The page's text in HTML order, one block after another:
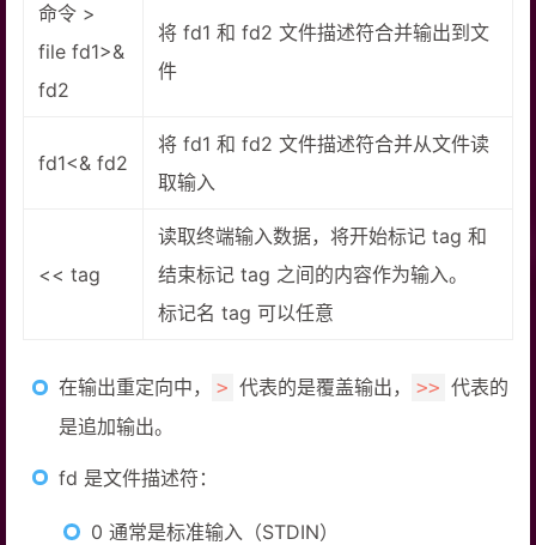
命令 >
file fd1>&
fd2
将 fd1 和 fd2 文件描述符合并输出到文
件
fd1<& fd2
将 fd1 和 fd2 文件描述符合并从文件读
取输入
<< tag
读取终端输入数据，将开始标记 tag 和
结束标记 tag 之间的内容作为输入。
标记名 tag 可以任意
在输出重定向中， > 代表的是覆盖输出， >> 代表的
是追加输出。
fd 是文件描述符：
0 通常是标准输入（STDIN）